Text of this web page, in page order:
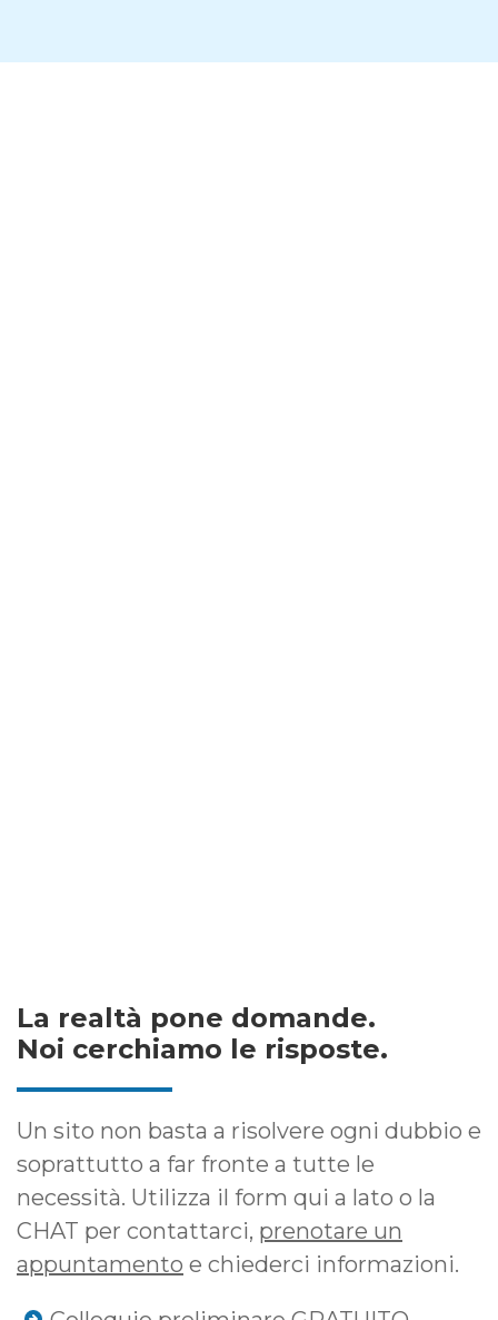
La realtà pone domande.
Noi cerchiamo le risposte.
Un sito non basta a risolvere ogni dubbio e
soprattutto a far fronte a tutte le
necessità. Utilizza il form qui a lato o la
CHAT per contattarci, prenotare un
appuntamento e chiederci informazioni.